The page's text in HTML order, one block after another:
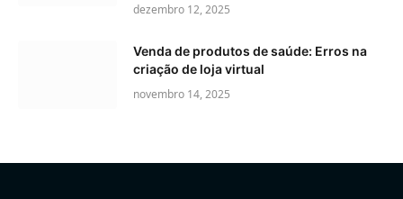
dezembro 12, 2025
Venda de produtos de saúde: Erros na
criação de loja virtual
novembro 14, 2025